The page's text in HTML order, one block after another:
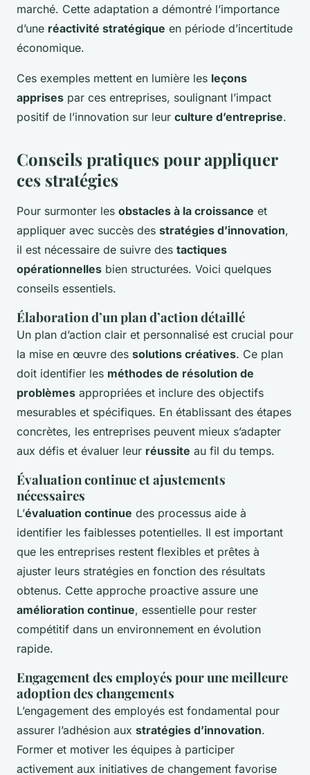
marché. Cette adaptation a démontré l’importance
d’une réactivité stratégique en période d’incertitude
économique.
Ces exemples mettent en lumière les leçons
apprises par ces entreprises, soulignant l’impact
positif de l’innovation sur leur culture d’entreprise.
Conseils pratiques pour appliquer
ces stratégies
Pour surmonter les obstacles à la croissance et
appliquer avec succès des stratégies d’innovation,
il est nécessaire de suivre des tactiques
opérationnelles bien structurées. Voici quelques
conseils essentiels.
Élaboration d’un plan d’action détaillé
Un plan d’action clair et personnalisé est crucial pour
la mise en œuvre des solutions créatives. Ce plan
doit identifier les méthodes de résolution de
problèmes appropriées et inclure des objectifs
mesurables et spécifiques. En établissant des étapes
concrètes, les entreprises peuvent mieux s’adapter
aux défis et évaluer leur réussite au fil du temps.
Évaluation continue et ajustements
nécessaires
L’évaluation continue des processus aide à
identifier les faiblesses potentielles. Il est important
que les entreprises restent flexibles et prêtes à
ajuster leurs stratégies en fonction des résultats
obtenus. Cette approche proactive assure une
amélioration continue, essentielle pour rester
compétitif dans un environnement en évolution
rapide.
Engagement des employés pour une meilleure
adoption des changements
L’engagement des employés est fondamental pour
assurer l’adhésion aux stratégies d’innovation.
Former et motiver les équipes à participer
activement aux initiatives de changement favorise